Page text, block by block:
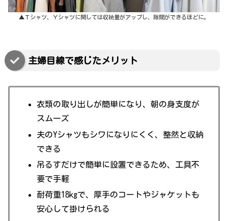
▲Ｔシャツ、Ｙシャツに関しては収納量がアップし、隙間ができるほどに。
主婦目線で感じたメリット
衣類の取り出しが簡単になり、朝の身支度が
スムーズ
夫のYシャツもシワになりにくく、整然と収納
できる
吊るすだけで簡単に設置できるため、工具不
要で手軽
耐荷重18kgで、厚手のコートやジャケットも
安心して掛けられる